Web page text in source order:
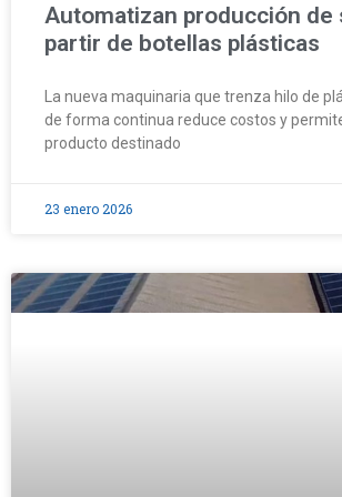
Automatizan producción de
partir de botellas plásticas
La nueva maquinaria que trenza hilo de
de forma continua reduce costos y
producto destinado
23 enero 2026